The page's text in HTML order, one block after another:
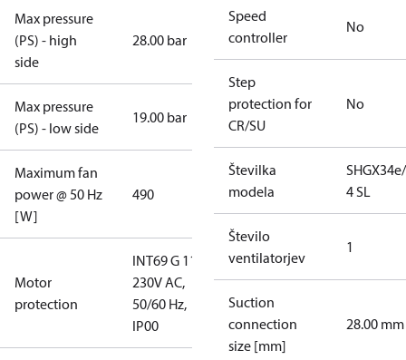
Max pressure
(PS) - high
side
28.00 bar
Max pressure
(PS) - low side
19.00 bar
Maximum fan
power @ 50 Hz
[W]
490
Motor
protection
INT69 G 115-
230V AC,
50/60 Hz,
IP00
Speed
controller
No
Step
protection for
CR/SU
No
Številka
modela
4 SL
Število
ventilatorjev
1
Suction
connection
size [mm]
28.00 mm